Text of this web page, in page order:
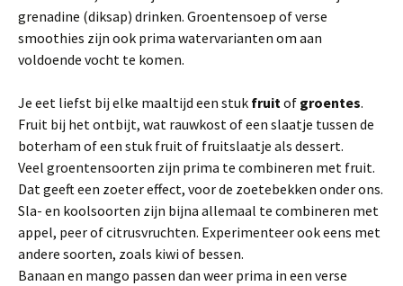
grenadine (diksap) drinken. Groentensoep of verse
smoothies zijn ook prima watervarianten om aan
voldoende vocht te komen.
Je eet liefst bij elke maaltijd een stuk fruitof groentes.
Fruit bij het ontbijt, wat rauwkost of een slaatje tussen de
boterham of een stuk fruit of fruitslaatje als dessert.
Veel groentensoorten zijn prima te combineren met fruit.
Dat geeft een zoeter effect, voor de zoetebekken onder ons.
Sla- en koolsoorten zijn bijna allemaal te combineren met
appel, peer of citrusvruchten. Experimenteer ook eens met
andere soorten, zoals kiwi of bessen.
Banaan en mango passen dan weer prima in een verse